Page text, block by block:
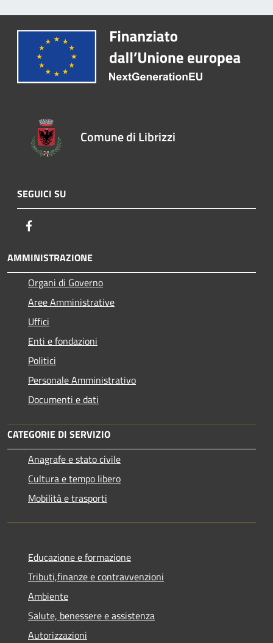
Comune di Librizzi
SEGUICI SU
AMMINISTRAZIONE
Organi di Governo
Aree Amministrative
Uffici
Enti e fondazioni
Politici
Personale Amministrativo
Documenti e dati
CATEGORIE DI SERVIZIO
Anagrafe e stato civile
Cultura e tempo libero
Mobilità e trasporti
Educazione e formazione
Tributi,finanze e contravvenzioni
Ambiente
Salute, benessere e assistenza
Autorizzazioni